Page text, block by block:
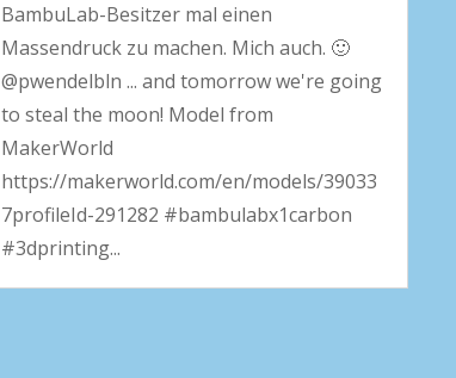
BambuLab-Besitzer mal einen
Massendruck zu machen. Mich auch. 🙂
@pwendelbln ... and tomorrow we're going
to steal the moon! Model from
MakerWorld
https://makerworld.com/en/models/39033
7profileId-291282 #bambulabx1carbon
#3dprinting...